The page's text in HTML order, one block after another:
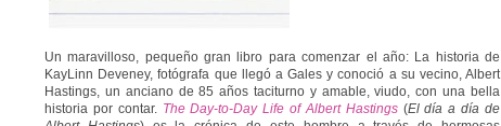
Un maravilloso, pequeño gran libro para comenzar el año: La historia de
KayLinn Deveney, fotógrafa que llegó a Gales y conoció a su vecino, Albert
Hastings, un anciano de 85 años taciturno y amable, viudo, con una bella
historia por contar. The Day-to-Day Life of Albert Hastings (El día a día de